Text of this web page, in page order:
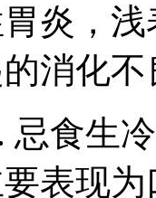
炎，
消化
忌食生
表现